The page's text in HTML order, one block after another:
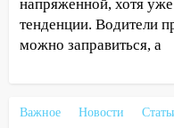
14:26 В
по улице
повысят
напряженной, хотя
тенденции. Водители
можно заправиться, а
Важное Новости